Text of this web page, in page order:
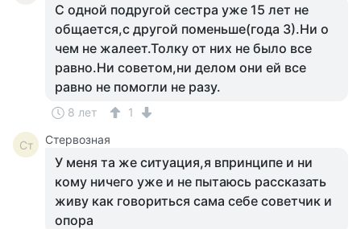
С одной подругой сестра уже 15 лет не
общается,с другой поменьше(года 3).Ни о
чем не жалеет.Толку от них не было все
равно.Ни советом,ни делом они ей все
равно не помогли не разу.
8 лет 1
Ст Стервозная
У меня та же ситуация,я впринципе и ни
кому ничего уже и не пытаюсь рассказать
живу как говориться сама себе советчик и
опора